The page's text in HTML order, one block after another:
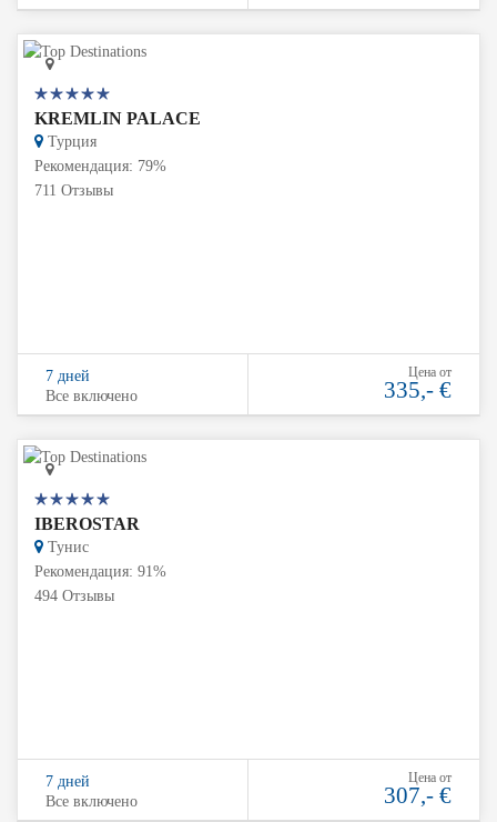
KREMLIN PALACE
Турция
Рекомендация: 79%
711 Отзывы
7 дней
Все включено
Цена от
335,- €
IBEROSTAR
Тунис
Рекомендация: 91%
494 Отзывы
7 дней
Все включено
Цена от
307,- €